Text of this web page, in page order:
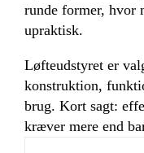
runde former, hvor
upraktisk.
Løfteudstyret er
konstruktion,
brug. Kort sagt:
kræver mere end